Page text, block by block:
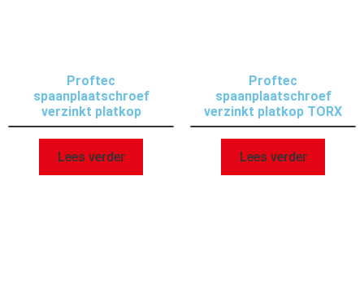
Proftec
spaanplaatschroef
verzinkt platkop
Lees verder
Proftec
spaanplaatschroef
verzinkt platkop TORX
Lees verder